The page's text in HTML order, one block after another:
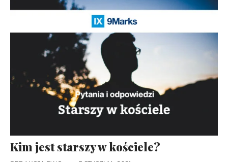
Kim jest starszy w kościele?